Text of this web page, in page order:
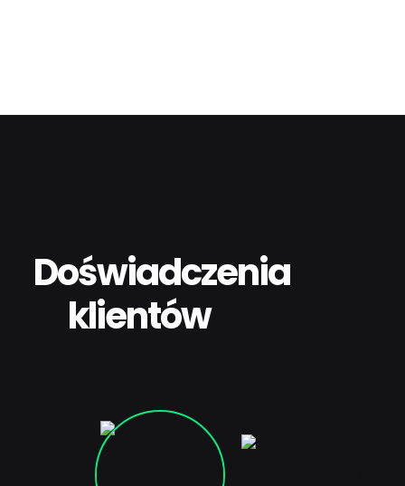
Doświadczenia
klientów